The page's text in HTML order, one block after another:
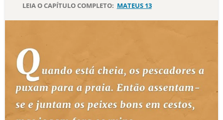
DEVOCIONAL DIÁRIO
ESTUDOS BÍBLICOS
ESBOÇOS DE PREGAÇÃO
TEMAS
LEIA O CAPÍTULO COMPLETO: MATEUS 13